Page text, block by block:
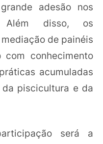
adesão nos
Além disso, os
de painéis
com conhecimento
acumuladas
piscicultura e da
será a